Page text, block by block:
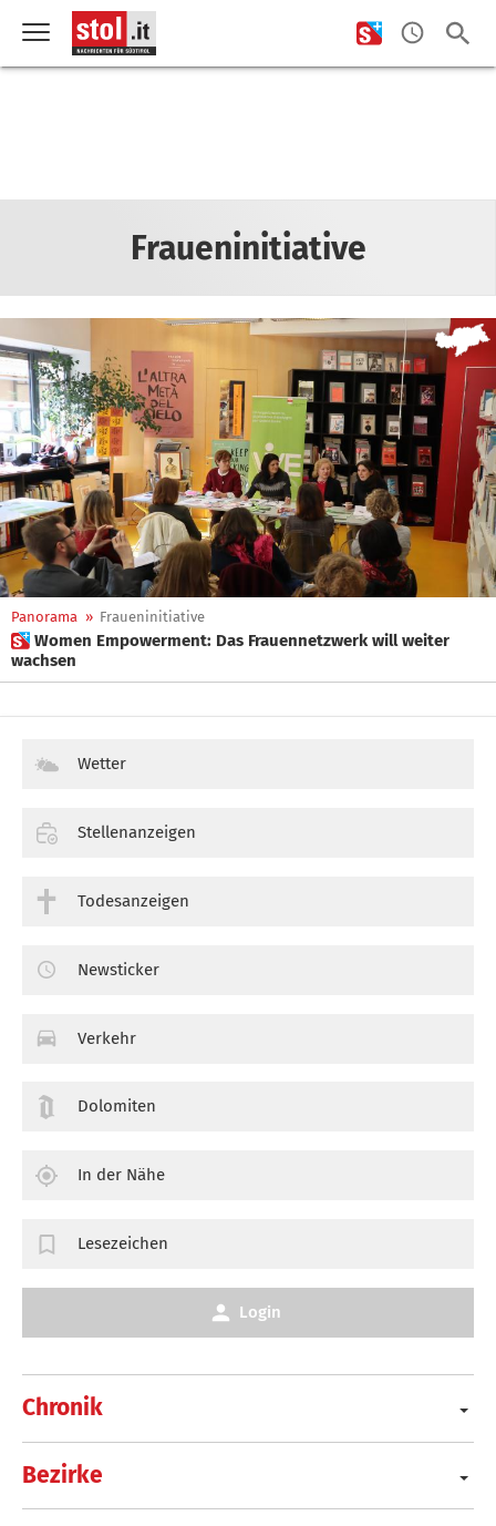
Fraueninitiative
Panorama » Fraueninitiative
 Women Empowerment: Das Frauennetzwerk will weiter
wachsen
Chronik
Bezirke
Wetter
Stellenanzeigen
Todesanzeigen
Newsticker
Verkehr
Dolomiten
In der Nähe
Lesezeichen
Login